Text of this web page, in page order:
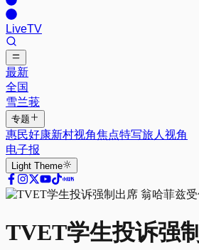
LiveTV
最新
全国
雪兰莪
专题
惠民好康新村视角焦点特写旅人视角
电子报
Light Theme
TVET学生投诉强